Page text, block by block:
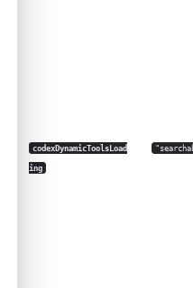
codexDynamicToolsLoad
ing